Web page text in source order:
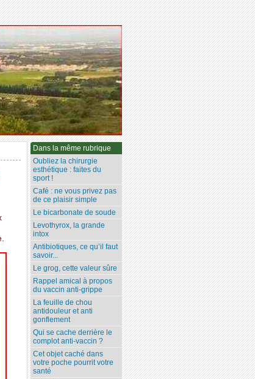
Dans la même rubrique
Oubliez la chirurgie
esthétique : faites du
sport !
Café : ne vous privez pas
de ce plaisir simple
Le bicarbonate de soude
Levothyrox, la grande
intox
Antibiotiques, ce qu’il faut
savoir...
Le grog, cette valeur sûre
Rappel amical à propos
du vaccin anti-grippe
La feuille de chou
antidouleur et anti
gonflement
Qui se cache derrière le
complot anti-vaccin ?
Cet objet caché dans
votre poche pourrit votre
santé